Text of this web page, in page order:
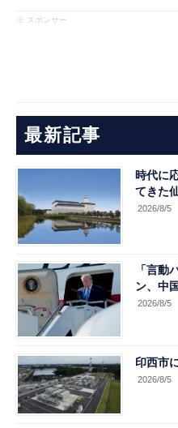
※ スポンサー
最新記事
時代に
てきた
2026/8/5
「言
ン、中
2026/8/5
印西市
2026/8/5